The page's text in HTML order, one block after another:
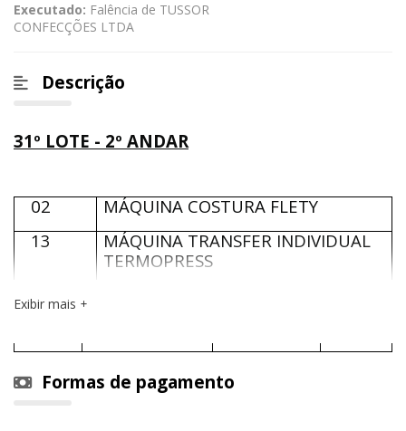
Executado: Falência de TUSSOR
CONFECÇÕES LTDA
Descrição
31º LOTE - 2º ANDAR
02
MÁQUINA COSTURA FLETY
13
MÁQUINA TRANSFER INDIVIDUAL
TERMOPRESS
Exibir mais
Formas de pagamento